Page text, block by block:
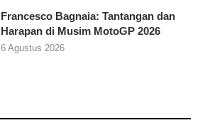
Francesco Bagnaia: Tantangan dan
Harapan di Musim MotoGP 2026
6 Agustus 2026